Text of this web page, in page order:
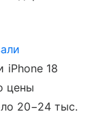
iPhone 18
цены
20−24 тыс.